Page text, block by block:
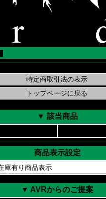
▼ 該当商品
商品表示設定
▼ AVRからのご提案